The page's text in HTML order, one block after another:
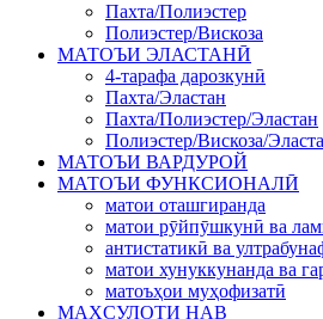
Пахта/Полиэстер
Полиэстер/Вискоза
МАТОЪИ ЭЛАСТАНӢ
4-тарафа дарозкунӣ
Пахта/Эластан
Пахта/Полиэстер/Эластан
Полиэстер/Вискоза/
МАТОЪИ ВАРДУРОЙ
МАТОЪИ ФУНКСИОНАЛӢ
матои оташгиранда
матои рӯйпӯшкунӣ ва
антистатикӣ ва
матои хунуккунанда ва
матоъҳои муҳофизатӣ
МАҲСУЛОТИ НАВ